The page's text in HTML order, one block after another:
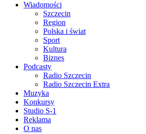
Wiadomości
Szczecin
Region
Polska i świat
Sport
Kultura
Biznes
Podcasty
Radio Szczecin
Radio Szczecin Extra
Muzyka
Konkursy
Studio S-1
Reklama
O nas